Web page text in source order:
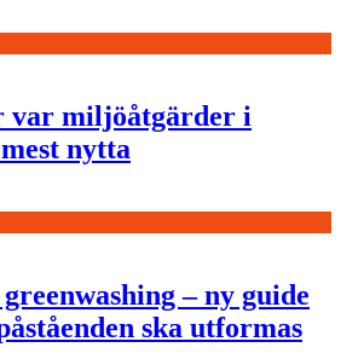
var miljöåtgärder i
nytta
– ny guide
ska utformas